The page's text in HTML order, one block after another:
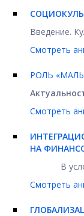
Введение.
Смотреть
РОЛЬ
Смотреть
НА
В
Смотреть